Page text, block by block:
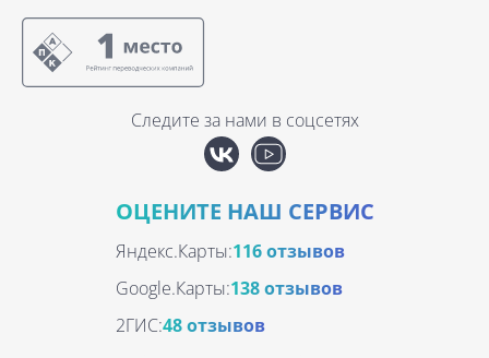
Следите за нами в соцсетях
ОЦЕНИТЕ НАШ СЕРВИС
Яндекс.Карты:116 отзывов
Google.Карты:138 отзывов
2ГИС:48 отзывов